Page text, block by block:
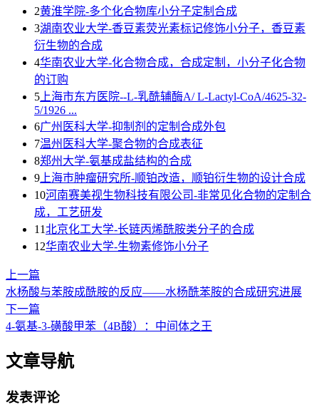
2黄淮学院-多个化合物库小分子定制合成
3湖南农业大学-香豆素荧光素标记修饰小分子，香豆素
衍生物的合成
4华南农业大学-化合物合成，合成定制，小分子化合物
的订购
5 上海市东方医院--L-乳酰辅酶A/ L-Lactyl-CoA/4625-32-
5/1926 ...
6广州医科大学-抑制剂的定制合成外包
7温州医科大学-聚合物的合成表征
8郑州大学-氨基成盐结构的合成
9 上海巿肿瘤研究所-顺铂改造，顺铂衍生物的设计合成
10河南赛美视生物科技有限公司-非常见化合物的定制合
成，工艺研发
11北京化工大学-长链丙烯酰胺类分子的合成
12华南农业大学-生物素修饰小分子
上一篇
水杨酸与苯胺成酰胺的反应——水杨酰苯胺的合成研究进展
下一篇
4-氨基-3-磺酸甲苯（4B酸）：中间体之王
文章导航
发表评论